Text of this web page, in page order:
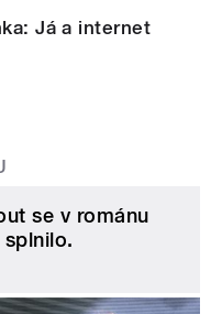
Já a internet
se v románu
splnilo.